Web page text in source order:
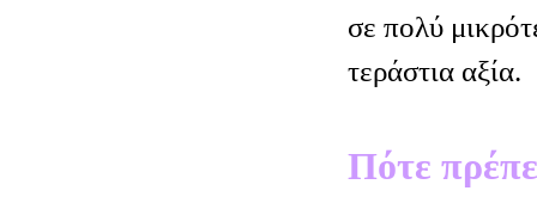
σε πολύ
τεράστια αξία.
Πότε